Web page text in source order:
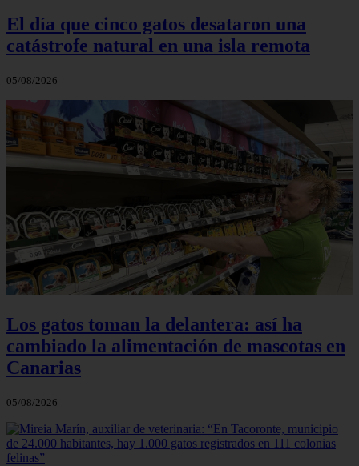
El día que cinco gatos desataron una
catástrofe natural en una isla remota
05/08/2026
Los gatos toman la delantera: así ha
cambiado la alimentación de mascotas en
Canarias
05/08/2026